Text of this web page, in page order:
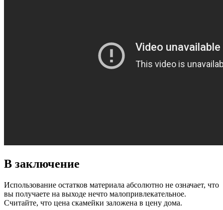
В заключение
Использование остатков материала абсолютно не означает, что
вы получаете на выходе нечто малопривлекательное.
Считайте, что цена скамейки заложена в цену дома.